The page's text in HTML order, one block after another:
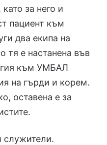
за него и
пациент към
два екипа на
е настанена във
към УМБАЛ
на гърди и корем.
оставена е за
служители.